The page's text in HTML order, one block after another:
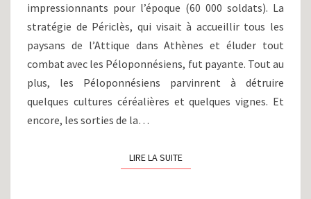
AV.
J.-
C.)
impressionnants pour l’époque (60 000 soldats). La
stratégie de Périclès, qui visait à accueillir tous les
paysans de l’Attique dans Athènes et éluder tout
combat avec les Péloponnésiens, fut payante. Tout au
plus, les Péloponnésiens parvinrent à détruire
quelques cultures céréalières et quelques vignes. Et
encore, les sorties de la…
LIRE LA SUITELIRE LA SUITE